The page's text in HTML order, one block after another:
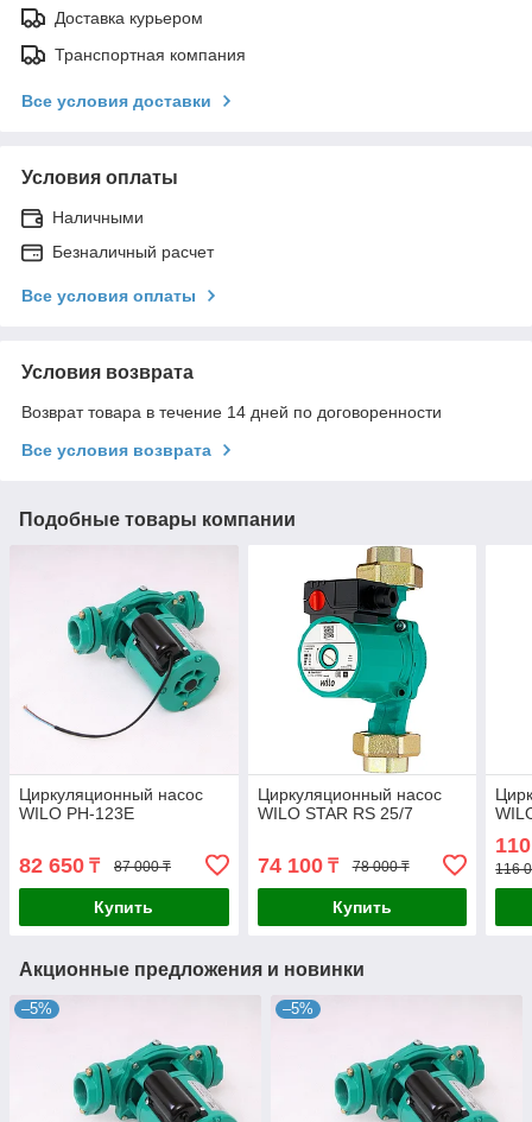
Доставка курьером
Транспортная компания
Все условия доставки
Условия оплаты
Наличными
Безналичный расчет
Все условия оплаты
Условия возврата
Возврат товара в течение 14 дней по договоренности
Все условия возврата
Подобные товары компании
Циркуляционный насос
WILO PH-123E
82 650 ₸ 87 000 ₸
Купить
Циркуляционный насос
WILO STAR RS 25/7
74 100₸ 78 000 ₸
Купить
116
Акционные предложения и новинки
–5% –5%